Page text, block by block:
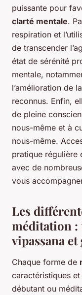
puissante pour
clarté mentale.
respiration et
de transcender
état de sérénité
mentale,
l’amélioration de
reconnus. Enfin,
de pleine
nous-même et à
nous-même.
pratique régulière
avec de
vous
Les
méditation :
vipassana et
Chaque forme de
caractéristiques
débutant ou